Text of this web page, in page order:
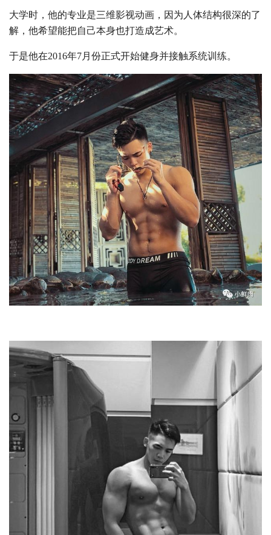
大学时，他的专业是三维影视动画，因为人体结构很深的了
解，他希望能把自己本身也打造成艺术。
于是他在2016年7月份正式开始健身并接触系统训练。